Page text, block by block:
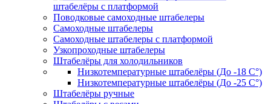
штабелёры с платформой
Поводковые самоходные штабелеры
Самоходные штабелеры
Самоходные штабелеры с платформой
Узкопроходные штабелеры
Штабелёры для холодильников
Низкотемпературные штабелёры (До -18 C°)
Низкотемпературные штабелёры (До -25 C°)
Штабелёры ручные